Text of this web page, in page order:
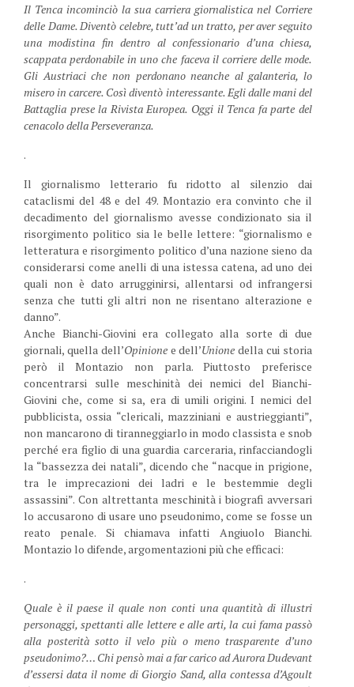
Il Tenca incominciò la sua carriera giornalistica nel Corriere
delle Dame. Diventò celebre, tutt’ad un tratto, per aver seguito
una modistina fin dentro al confessionario d’una chiesa,
scappata perdonabile in uno che faceva il corriere delle mode.
Gli Austriaci che non perdonano neanche al galanteria, lo
misero in carcere. Così diventò interessante. Egli dalle mani del
Battaglia prese la Rivista Europea. Oggi il Tenca fa parte del
cenacolo della Perseveranza.
.
Il giornalismo letterario fu ridotto al silenzio dai
cataclismi del 48 e del 49. Montazio era convinto che il
decadimento del giornalismo avesse condizionato sia il
risorgimento politico sia le belle lettere: “giornalismo e
letteratura e risorgimento politico d’una nazione sieno da
considerarsi come anelli di una istessa catena, ad uno dei
quali non è dato arrugginirsi, allentarsi od infrangersi
senza che tutti gli altri non ne risentano alterazione e
danno”.
Anche Bianchi-Giovini era collegato alla sorte di due
giornali, quella dell’Opinionee dell’Unione della cui storia
però il Montazio non parla. Piuttosto preferisce
concentrarsi sulle meschinità dei nemici del Bianchi-
Giovini che, come si sa, era di umili origini. I nemici del
pubblicista, ossia “clericali, mazziniani e austrieggianti”,
non mancarono di tiranneggiarlo in modo classista e snob
perché era figlio di una guardia carceraria, rinfacciandogli
la “bassezza dei natali”, dicendo che “nacque in prigione,
tra le imprecazioni dei ladri e le bestemmie degli
assassini”. Con altrettanta meschinità i biografi avversari
lo accusarono di usare uno pseudonimo, come se fosse un
reato penale. Si chiamava infatti Angiuolo Bianchi.
Montazio lo difende, argomentazioni più che efficaci:
.
Quale è il paese il quale non conti una quantità di illustri
personaggi, spettanti alle lettere e alle arti, la cui fama passò
alla posterità sotto il velo più o meno trasparente d’uno
pseudonimo?… Chi pensò mai a far carico ad Aurora Dudevant
d’essersi data il nome di Giorgio Sand, alla contessa d’Agoult